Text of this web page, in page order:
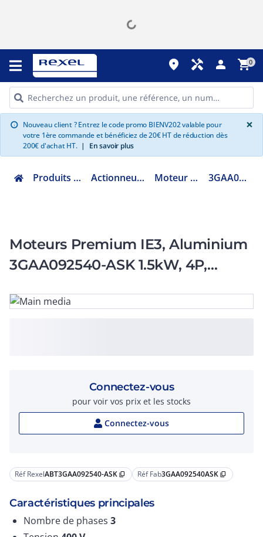
place handyman person shopping_cart0
info Nouveau client ? Entrez le code promo BIENV202 valable pour
votre 1ère commande et bénéficiez de 20€ HT de réduction dès
200€ d'achat HT. | En savoir plus
×
Produits Industriels Actionneur électrique Moteur électrique 3GAA092540ASK
Moteurs Premium IE3, Aluminium
3GAA092540-ASK 1.5kW, 4P,
Réf RexelABT3GAA092540-ASK content_copy Réf Fab3GAA092540ASK content_copy
Caractéristiques principales
Nombre de phases 3
Connectez-vous
pour voir vos prix et les stocks
Connectez-vous